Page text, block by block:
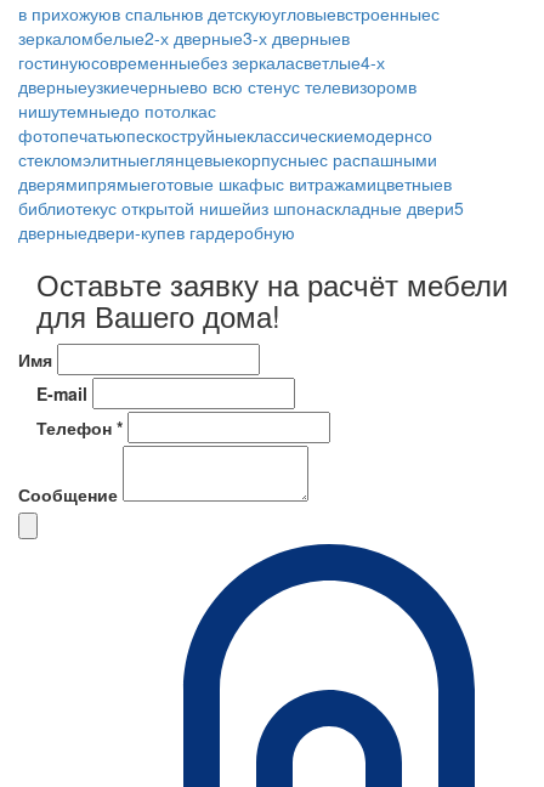
в прихожуюв спальнюв детскуюугловыевстроенныес
зеркаломбелые2-х дверные3-х дверныев
гостинуюсовременныебез зеркаласветлые4-х
дверныеузкиечерныево всю стенус телевизоромв
нишутемныедо потолкас
фотопечатьюпескоструйныеклассическиемодернсо
стекломэлитныеглянцевыекорпусныес распашными
дверямипрямыеготовые шкафыс витражамицветныев
библиотекус открытой нишейиз шпонаскладные двери5
дверныедвери-купев гардеробную
Оставьте заявку на расчёт мебели
для Вашего дома!
Имя
E-mail
Телефон *
Сообщение